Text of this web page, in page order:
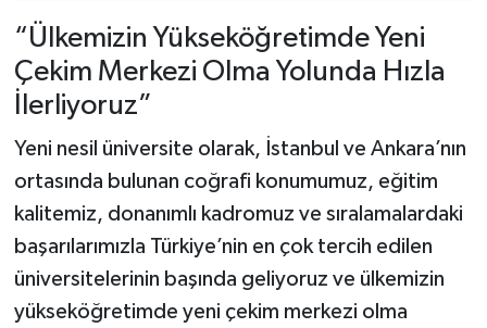
“Ülkemizin Yükseköğretimde Yeni
Çekim Merkezi Olma Yolunda Hızla
İlerliyoruz”
Yeni nesil üniversite olarak, İstanbul ve Ankara’nın
ortasında bulunan coğrafi konumumuz, eğitim
kalitemiz, donanımlı kadromuz ve sıralamalardaki
başarılarımızla Türkiye’nin en çok tercih edilen
üniversitelerinin başında geliyoruz ve ülkemizin
yükseköğretimde yeni çekim merkezi olma